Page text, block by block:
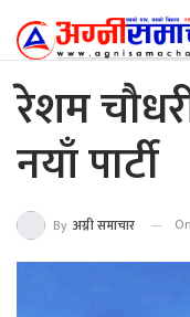
रेशम
नयाँ पार्टी
By अग्नी समाचार On